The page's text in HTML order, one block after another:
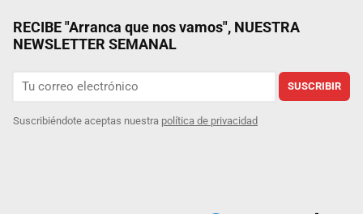
RECIBE "Arranca que nos vamos", NUESTRA
NEWSLETTER SEMANAL
SUSCRIBIR
Suscribiéndote aceptas nuestra política de privacidad